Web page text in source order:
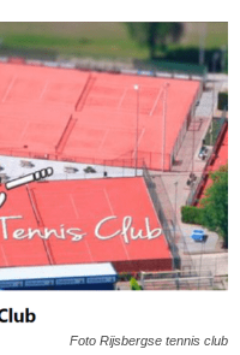
Foto Rijsbergse tennis club